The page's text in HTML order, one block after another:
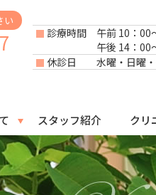
い
診療時間
午前 10：00
午後 14：00
休診日
水曜・日曜
スタッフ紹介 クリ